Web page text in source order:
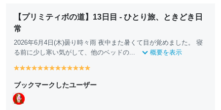
【プリミティボの道】13日目 - ひとり旅、ときどき日
常
2026年6月4日(木)曇り時々雨 夜中また暑くて目が覚めました。 寝
る前に少し寒い気がして、他のベッドの...
概要を表示
y
ll
o
w
y
ll
o
w
y
ll
y
ll
y
ll
y
ll
y
ll
y
ll
y
ll
y
ll
y
ll
y
ll ll
ブックマークしたユーザー